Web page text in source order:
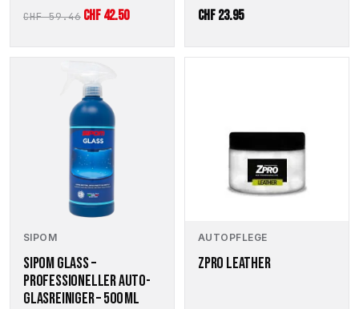
CHF59.46 Ursprünglicher
war:
CHF 59.46
CHF42.50Aktueller
ist:
CHF23.95
SIPOM
SIPOM GLASS –
PROFESSIONELLER AUTO-
GLASREINIGER – 500 ML
AUTOPFLEGE
ZPRO LEATHER